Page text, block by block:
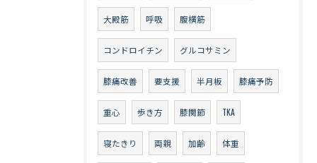
大殿筋 呼吸 腹横筋
コンドロイチン グルコサミン
膝痛改善 要支援 半月板 膝痛予防
重心 歩き方 膝関節 TKA
寝たきり 両親 加齢 体重